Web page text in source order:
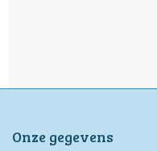
Onze gegevens